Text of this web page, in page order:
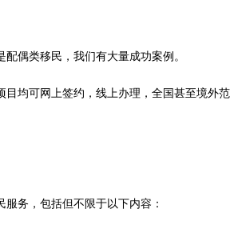
偶类移民，我们有大量成功案例。
均可网上签约，线上办理，全国甚至境外范
务，包括但不限于以下内容：